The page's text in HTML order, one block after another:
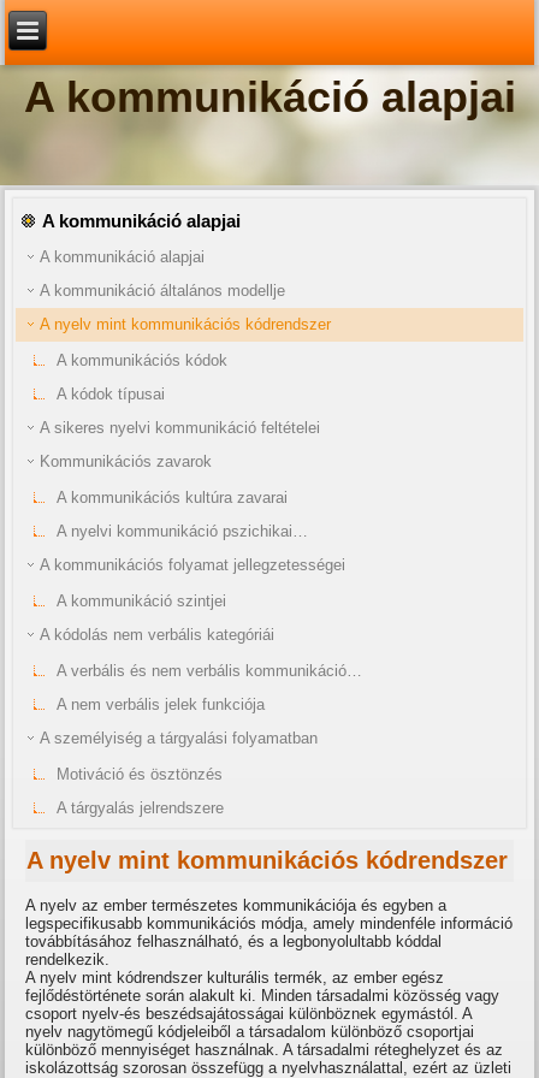
A kommunikáció alapjai
A kommunikáció alapjai
A kommunikáció alapjai
A kommunikáció általános modellje
A nyelv mint kommunikációs kódrendszer
A kommunikációs kódok
A kódok típusai
A sikeres nyelvi kommunikáció feltételei
Kommunikációs zavarok
A kommunikációs kultúra zavarai
A nyelvi kommunikáció pszichikai…
A kommunikációs folyamat jellegzetességei
A kommunikáció szintjei
A kódolás nem verbális kategóriái
A verbális és nem verbális kommunikáció…
A nem verbális jelek funkciója
A személyiség a tárgyalási folyamatban
Motiváció és ösztönzés
A tárgyalás jelrendszere
A nyelv mint kommunikációs kódrendszer
A nyelv az ember természetes kommunikációja és egyben a
legspecifikusabb kommunikációs módja, amely mindenféle információ
továbbításához felhasználható, és a legbonyolultabb kóddal
rendelkezik.
A nyelv mint kódrendszer kulturális termék, az ember egész
fejlődéstörténete során alakult ki. Minden társadalmi közösség vagy
csoport nyelv-és beszédsajátosságai különböznek egymástól. A
nyelv nagytömegű kódjeleiből a társadalom különböző csoportjai
különböző mennyiséget használnak. A társadalmi réteghelyzet és az
iskolázottság szorosan összefügg a nyelvhasználattal, ezért az üzleti